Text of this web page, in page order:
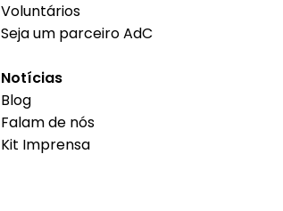
Voluntários
Seja um parceiro AdC
Notícias
Blog
Falam de nós
Kit Imprensa